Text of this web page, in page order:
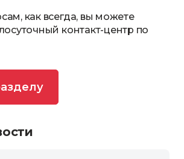
как всегда, вы можете
контакт-центр по